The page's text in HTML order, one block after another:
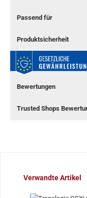
Passend für
Produktsicherheit
Bewertungen
Trusted Shops
Produktgalerie
Verwandte Artikel